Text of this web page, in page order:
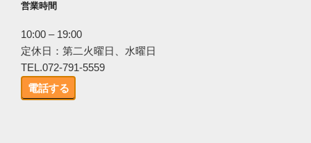
営業時間
10:00 – 19:00
定休日：第二火曜日、水曜日
TEL.072-791-5559
電話する